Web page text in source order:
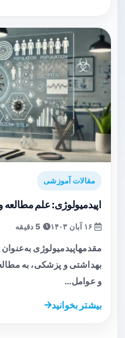
مقالات آموزشی
اپیدمیولوژی: علم مطالعه
مقدمهاپیدمیولوژی
بهداشتی و پزشکی، به
و عوامل…
بیشتر بخوانید